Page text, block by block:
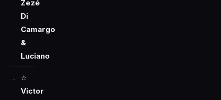
Zezé
Di
Camargo
&
Luciano
✮
Victor